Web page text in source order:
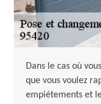
Dans le cas où
que vous voulez
empiétements et